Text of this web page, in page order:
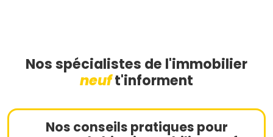
Nos spécialistes de l'immobilier
neuft'informent
Nos conseils pratiques pour